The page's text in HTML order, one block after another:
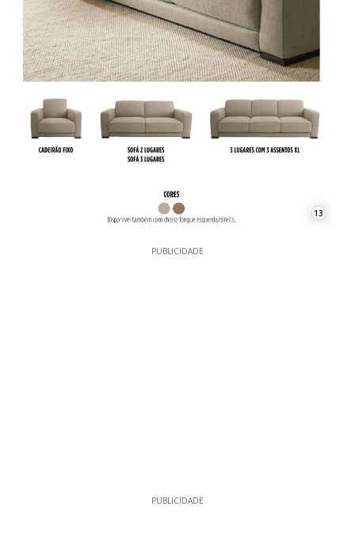
13
PUBLICIDADE
PUBLICIDADE